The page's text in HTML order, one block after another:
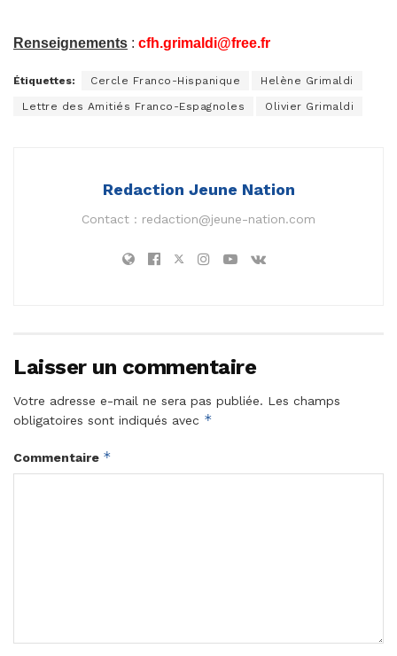
Renseignements : cfh.grimaldi@free.fr
Étiquettes: Cercle Franco-Hispanique Helène Grimaldi
Lettre des Amitiés Franco-Espagnoles Olivier Grimaldi
Redaction Jeune Nation
Contact : redaction@jeune-nation.com
Laisser un commentaire
Votre adresse e-mail ne sera pas publiée. Les champs
obligatoires sont indiqués avec *
Commentaire *